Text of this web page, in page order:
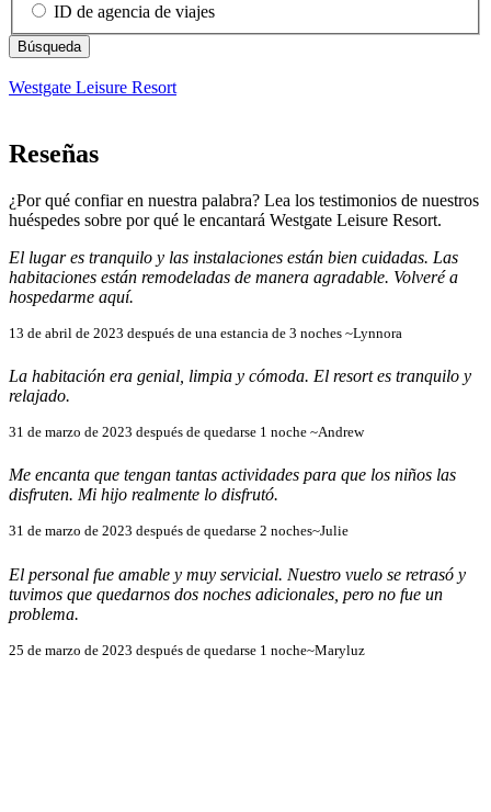
ID de agencia de viajes
Westgate Leisure Resort
Reseñas
¿Por qué confiar en nuestra palabra? Lea los testimonios de nuestros
huéspedes sobre por qué le encantará Westgate Leisure Resort.
El lugar es tranquilo y las instalaciones están bien cuidadas. Las
habitaciones están remodeladas de manera agradable. Volveré a
hospedarme aquí.
13 de abril de 2023 después de una estancia de 3 noches ~Lynnora
La habitación era genial, limpia y cómoda. El resort es tranquilo y
relajado.
31 de marzo de 2023 después de quedarse 1 noche ~Andrew
Me encanta que tengan tantas actividades para que los niños las
disfruten. Mi hijo realmente lo disfrutó.
31 de marzo de 2023 después de quedarse 2 noches~Julie
El personal fue amable y muy servicial. Nuestro vuelo se retrasó y
tuvimos que quedarnos dos noches adicionales, pero no fue un
problema.
25 de marzo de 2023 después de quedarse 1 noche~Maryluz